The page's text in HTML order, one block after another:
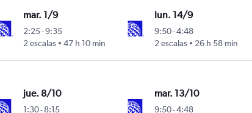
mar. 1/9
2:25-9:35
2 escalas
47 h 10 min
lun. 14/9
9:50-4:48
2 escalas
26 h 58 min
jue. 8/10
1:30-8:15
mar. 13/10
9:50-4:48